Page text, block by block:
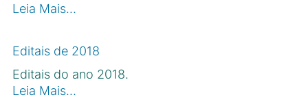
Leia Mais…
Editais de 2018
Editais do ano 2018.
Leia Mais…